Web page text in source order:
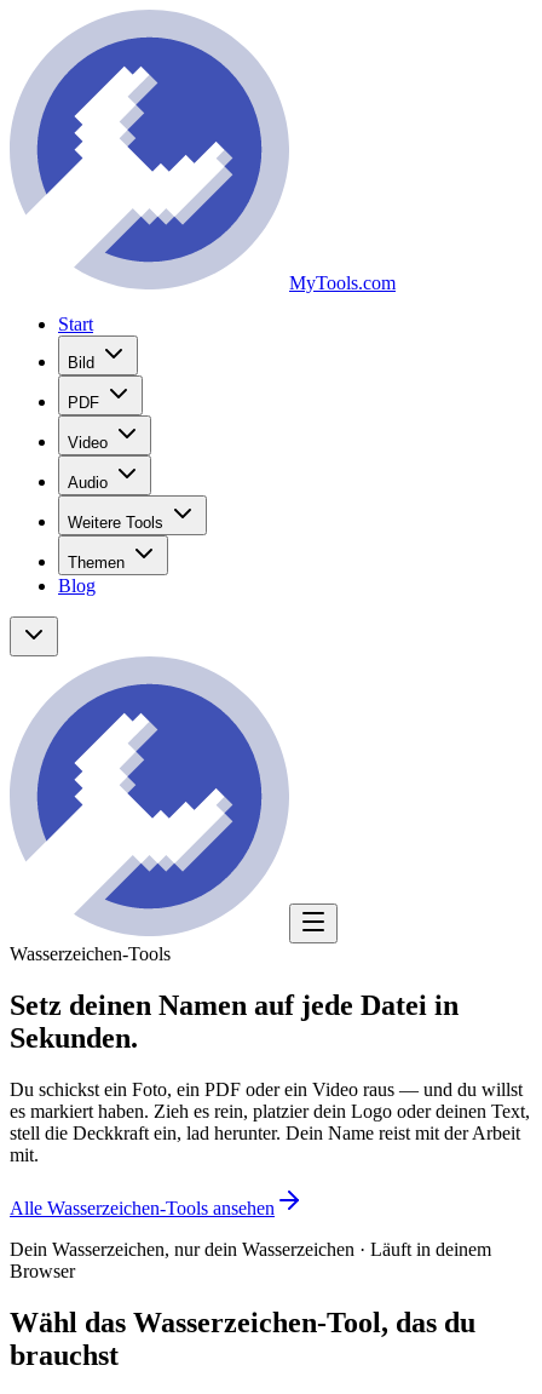
MyTools.com
Start
Bild
PDF
Video
Audio
Weitere Tools
Themen
Blog
Wasserzeichen-Tools
Setz deinen Namen auf jede Datei in
Sekunden.
Du schickst ein Foto, ein PDF oder ein Video raus — und du willst
es markiert haben. Zieh es rein, platzier dein Logo oder deinen Text,
stell die Deckkraft ein, lad herunter. Dein Name reist mit der Arbeit
mit.
Alle Wasserzeichen-Tools ansehen
Dein Wasserzeichen, nur dein Wasserzeichen · Läuft in deinem
Browser
Wähl das Wasserzeichen-Tool, das du
brauchst